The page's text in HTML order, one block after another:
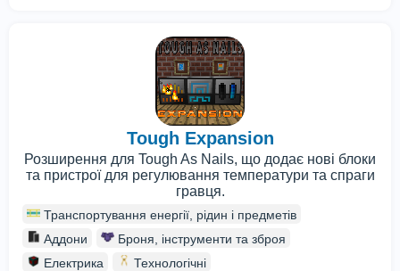
Tough Expansion
Розширення для Tough As Nails, що додає нові блоки
та пристрої для регулювання температури та спраги
гравця.
Транспортування енергії, рідин і предметів
Аддони
Броня, інструменти та зброя
Електрика
Технологічні